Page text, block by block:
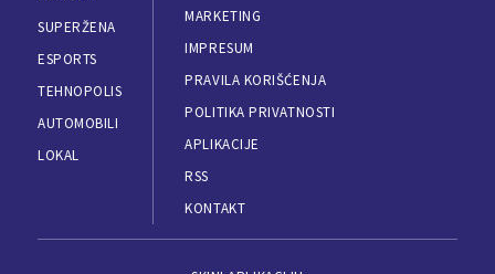
SUPERŽENA
ESPORTS
TEHNOPOLIS
AUTOMOBILI
LOKAL
MARKETING
IMPRESUM
PRAVILA KORIŠĆENJA
POLITIKA PRIVATNOSTI
APLIKACIJE
RSS
KONTAKT